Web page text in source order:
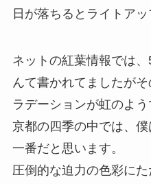
日が落ちるとライトアッ
ネットの紅葉情報では
んて書かれてましたが
ラデーションが虹のよ
京都の四季の中では、
一番だと思います。
圧倒的な迫力の色彩に